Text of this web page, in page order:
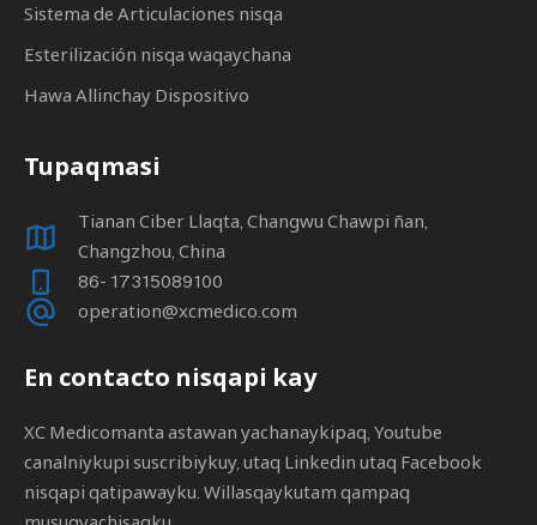
Sistema de Articulaciones nisqa
Esterilización nisqa waqaychana
Hawa Allinchay Dispositivo
Tupaqmasi
Tianan Ciber Llaqta, Changwu Chawpi ñan,
Changzhou, China
86- 17315089100
operation@xcmedico.com
En contacto nisqapi kay
XC Medicomanta astawan yachanaykipaq, Youtube
canalniykupi suscribiykuy, utaq Linkedin utaq Facebook
nisqapi qatipawayku. Willasqaykutam qampaq